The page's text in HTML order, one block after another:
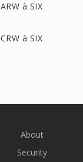
ARW à SIX
CRW à SIX
About
Security